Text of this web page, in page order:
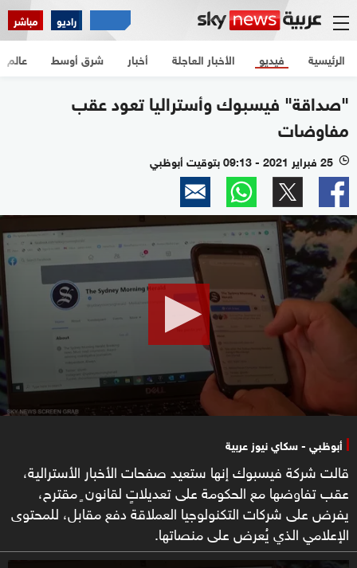
راديو مباشر
الرئيسية الأخبار العاجلة أخبار شرق أوسط عالم فيديو
"صداقة" فيسبوك وأستراليا تعود عقب
مفاوضات
l 25 فبراير 2021 - 09:13 بتوقيت أبوظبي
0
seconds
of
1
minute,
8
seconds
أبوظبي - سكاي نيوز عربية
قالت شركة فيسبوك إنها ستعيد صفحات الأخبار الأسترالية،
عقب تفاوضها مع الحكومة على تعديلاتٍ لقانون ٍ مقترح،
يفرض على شركات التكنولوجيا العملاقة دفع مقابل، للمحتوى
الإعلامي الذي يُعرض على منصاتها.